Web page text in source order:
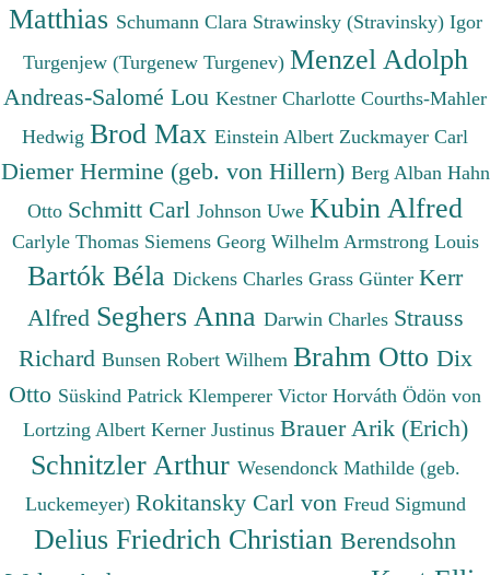
Matthias Schumann Clara Strawinsky (Stravinsky) Igor
Turgenjew (Turgenew Turgenev) Menzel Adolph
Andreas-Salomé Lou Kestner Charlotte Courths-Mahler
Hedwig Brod Max Einstein Albert Zuckmayer Carl
Diemer Hermine (geb. von Hillern) Berg Alban Hahn
Otto Schmitt Carl Johnson Uwe Kubin Alfred
Carlyle Thomas Siemens Georg Wilhelm Armstrong Louis
Bartók Béla Dickens Charles Grass Günter Kerr
Alfred Seghers Anna Darwin Charles Strauss
Richard Bunsen Robert Wilhem Brahm Otto Dix
Otto Süskind Patrick Klemperer Victor Horváth Ödön von
Lortzing Albert Kerner Justinus Brauer Arik (Erich)
Schnitzler Arthur Wesendonck Mathilde (geb.
Luckemeyer) Rokitansky Carl von Freud Sigmund
Delius Friedrich Christian Berendsohn